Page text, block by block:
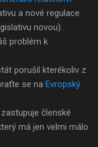
a nové regulace
novou).
problém k
porušil kterékoliv z
se na Evropský
členské
má jen velmi málo